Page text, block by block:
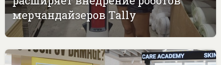
мерчандайзеров Tally